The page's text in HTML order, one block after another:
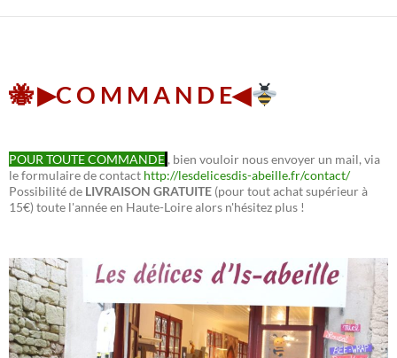
🐝 ▶︎C O M M A N D E◀︎
POUR TOUTE COMMANDE , bien vouloir nous envoyer un mail, via
le formulaire de contact http://lesdelicesdis-abeille.fr/contact/
Possibilité de LIVRAISON GRATUITE (pour tout achat supérieur à
15€) toute l'année en Haute-Loire alors n'hésitez plus !